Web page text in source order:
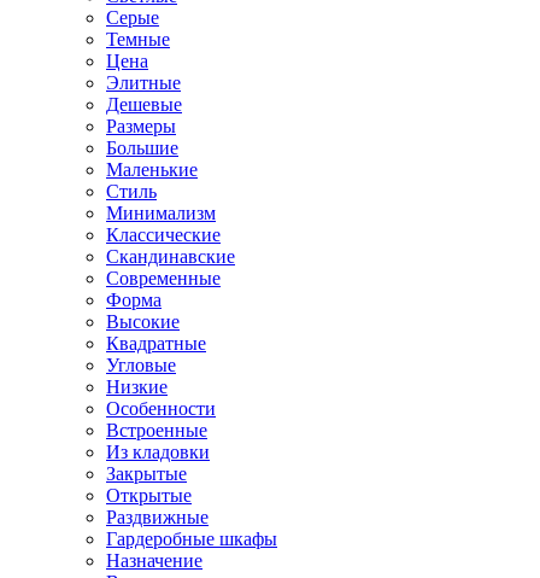
Серые
Темные
Цена
Элитные
Дешевые
Размеры
Большие
Маленькие
Стиль
Минимализм
Классические
Скандинавские
Современные
Форма
Высокие
Квадратные
Угловые
Низкие
Особенности
Встроенные
Из кладовки
Закрытые
Открытые
Раздвижные
Гардеробные шкафы
Назначение